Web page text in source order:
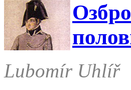
Lubomír Uhlíř